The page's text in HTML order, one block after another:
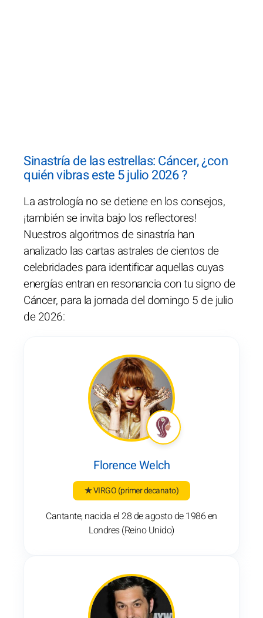
Sinastría de las estrellas: Cáncer, ¿con
quién vibras este 5 julio 2026 ?
La astrología no se detiene en los consejos,
¡también se invita bajo los reflectores!
Nuestros algoritmos de sinastría han
analizado las cartas astrales de cientos de
celebridades para identificar aquellas cuyas
energías entran en resonancia con tu signo de
Cáncer, para la jornada del domingo 5 de julio
de 2026:
Florence Welch
★ VIRGO(primer decanato)
Cantante, nacida el 28 de agosto de 1986 en
Londres (Reino Unido)